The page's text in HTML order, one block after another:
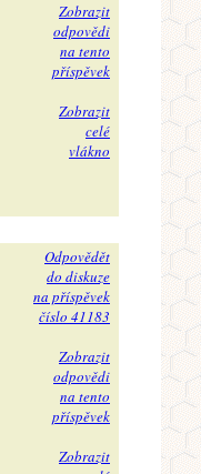
Zobrazit
odpovědi
na tento
příspěvek
Zobrazit
celé
vlákno
Odpovědět
do diskuze
na příspěvek
číslo 41183
Zobrazit
odpovědi
na tento
příspěvek
Zobrazit